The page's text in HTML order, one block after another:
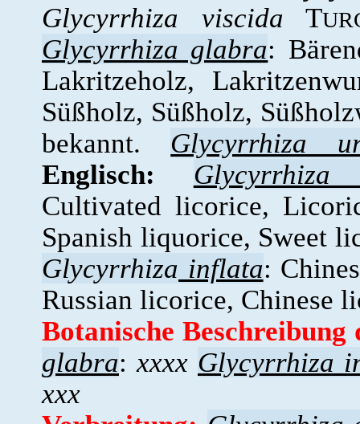
Glycyrrhiza viscida T
Glycyrrhiza glabra:
Lakritzeholz,
Süßholz, Süßholz,
bekannt. Glycyrrhiza
Englisch:
Glycyrrhiza
Cultivated licorice,
Spanish liquorice, Sweet
Glycyrrhiza inflata:
Russian licorice, Chinese
Botanische
glabra: xxxx Glycyrrhiza
xxx